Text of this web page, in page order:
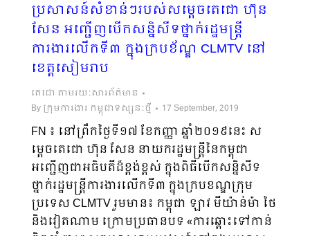
ប្រសាសន៍សំខាន់ៗរបស់សម្តេចតេជោ ហ៊ុន
សែន អញ្ជើញបើកសន្និសីទថ្នាក់រដ្ឋមន្ត្រី
ការងារលើកទី៣ ក្នុងក្របខ័ណ្ឌ CLMTV នៅ
ខេត្តសៀមរាប
តេជោ តាមរយៈសារព័ត៌មាន
By ក្រុមការងារ កម្ពុជាទស្សនៈថ្មី 17 September, 2019
FN ៖ នៅព្រឹកថ្ងៃទី១៧ ខែកញ្ញា ឆ្នាំ២០១៩នេះ ស
ម្តេចតេជោ ហ៊ុន សែន នាយករដ្ឋមន្ត្រីនៃកម្ពុជា
អញ្ជើញជាអធិបតីដ៏ខ្ពង់ខ្ពស់ ក្នុងពិធីបើកសន្និសីទ
ថ្នាក់រដ្ឋមន្ត្រីការងារលើកទី៣ ក្នុងក្របខណ្ឌក្រុម
ប្រទេស CLMTV រួមមាន៖ កម្ពុជា ឡាវ មីយ៉ាន់ម៉ា ថៃ
និងវៀតណាម ក្រោមប្រធានបទ «ការឆ្ពោះទៅកាន់